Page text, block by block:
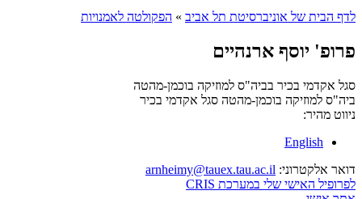
לדף הבית של אוניברסיטת תל אביב » הפקולטה לאמנויות
פרופ' יוסף ארנהיים
סגל אקדמי בכיר בביה"ס למוזיקה בוכמן-מהטה
ביה"ס למוזיקה בוכמן-מהטה סגל אקדמי בכיר
ניווט מהיר:
English
דואר אלקטרוני: arnheimy@tauex.tau.ac.il
לפרופיל האישי שלי במערכת CRIS